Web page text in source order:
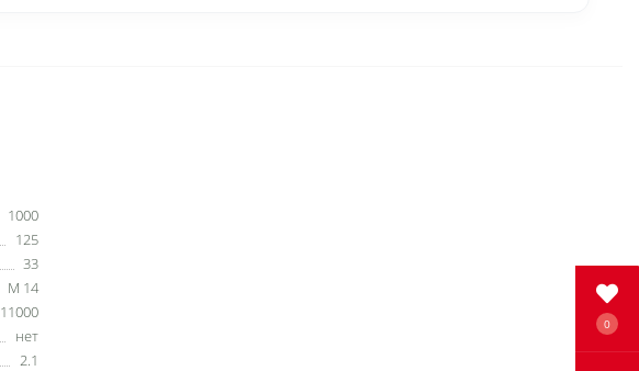
0
1000
125
33
M 14
11000
нет
2.1